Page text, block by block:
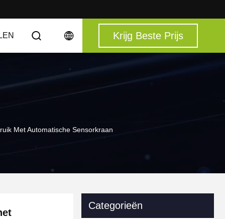
Krijg Beste Prijs
Met Automatische Sensorkraan
Categorieën